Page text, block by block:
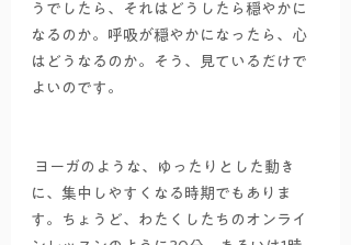
うでしたら、それはどうしたら穏やかに
なるのか。呼吸が穏やかになったら、心
はどうなるのか。そう、見ているだけで
よいのです。
に、集中しやすくなる時期でもありま
す。ちょうど、わたくしたちのオンライ